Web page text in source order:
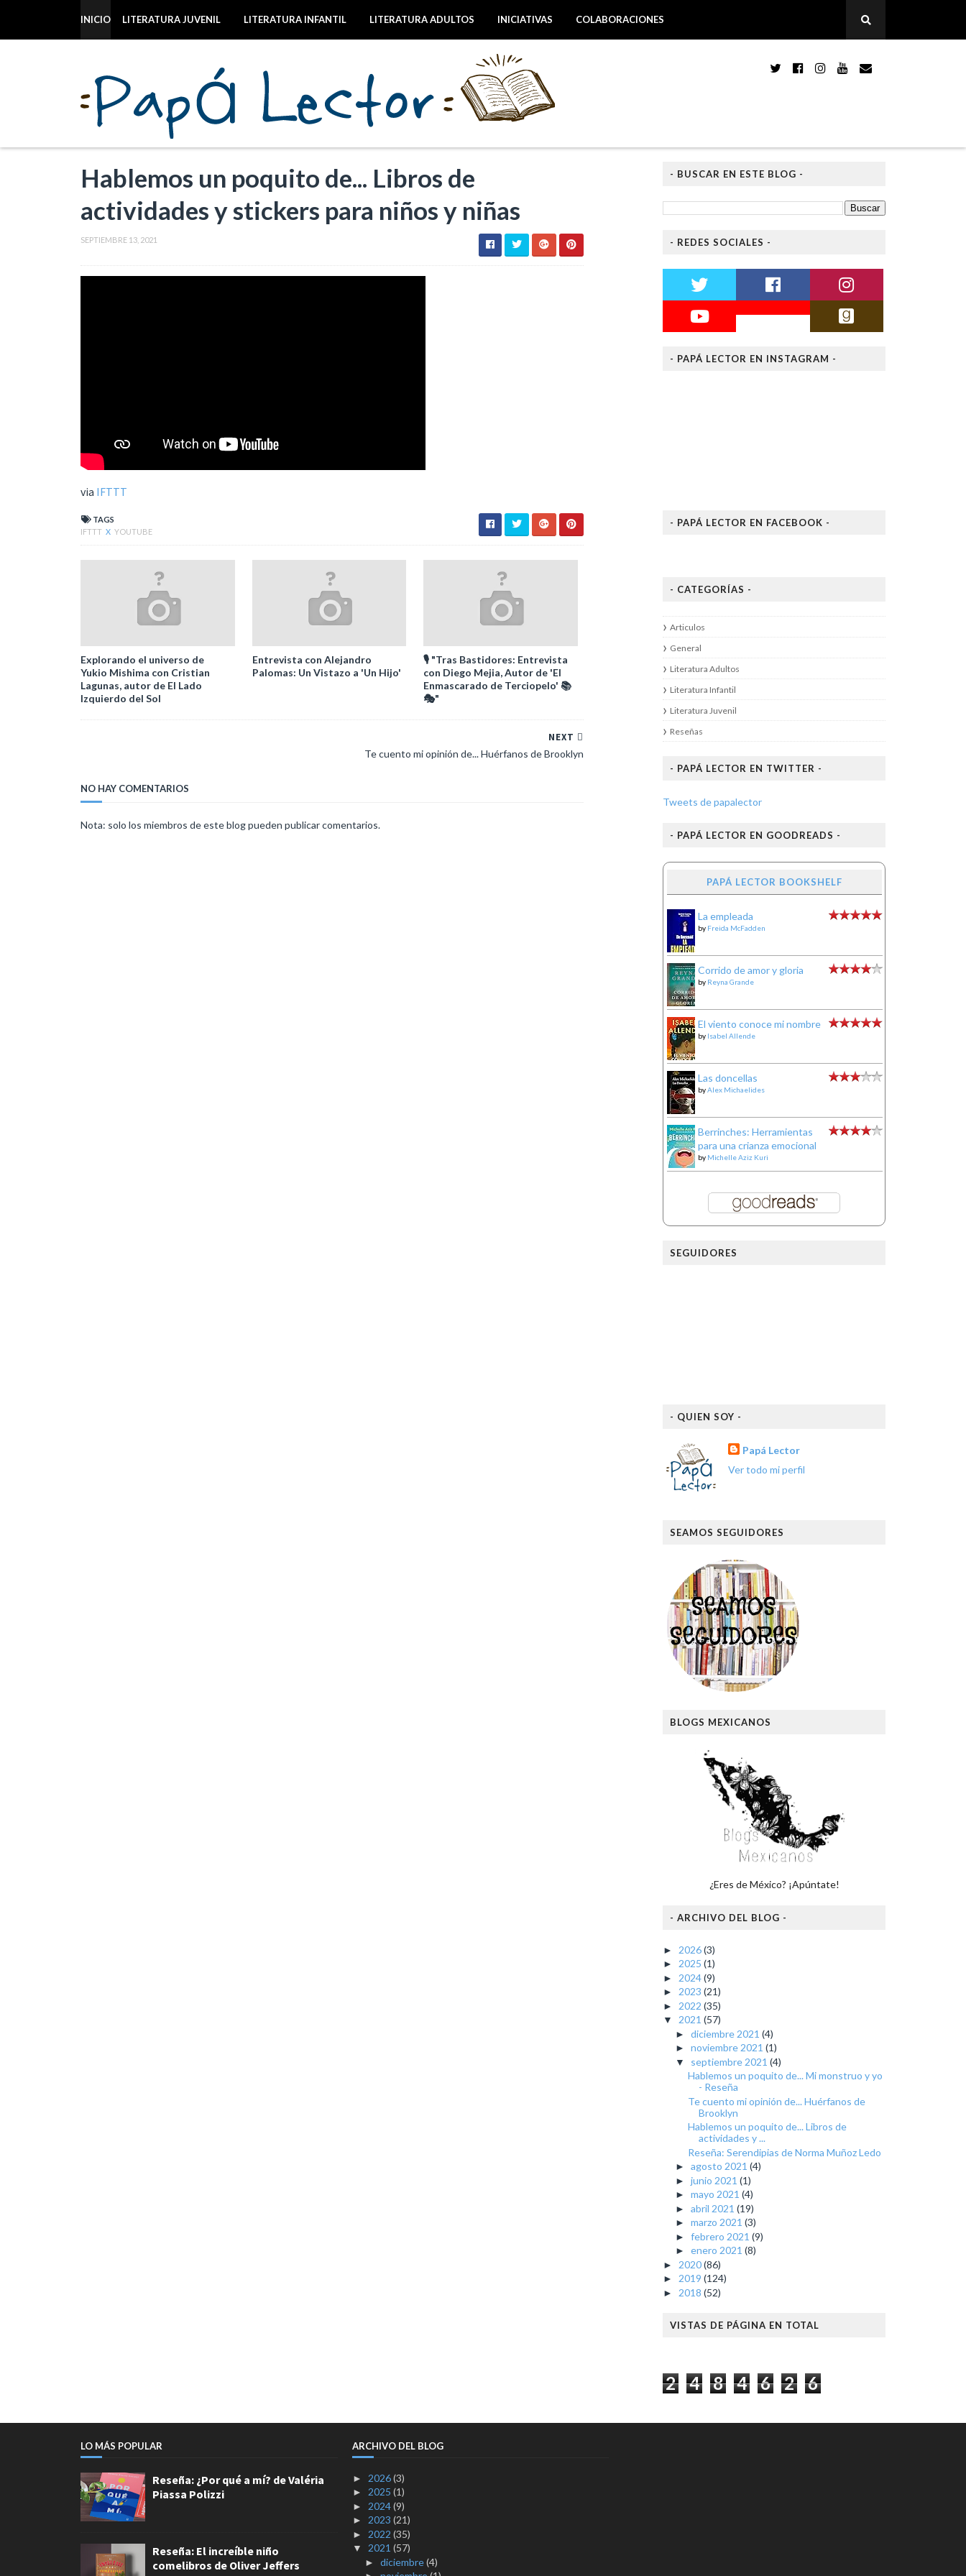
INICIO LITERATURA JUVENIL LITERATURA INFANTIL LITERATURA ADULTOS INICIATIVAS COLABORACIONES
Hablemos un poquito de... Libros de
actividades y stickers para niños y niñas
SEPTIEMBRE 13, 2021
via IFTTT
TAGS
IFTTT X YOUTUBE
Explorando el universo de
Yukio Mishima con Cristian
Lagunas, autor de El Lado
Izquierdo del Sol
Entrevista con Alejandro
Palomas: Un Vistazo a 'Un Hijo'
🎙️ "Tras Bastidores: Entrevista
con Diego Mejia, Autor de 'El
Enmascarado de Terciopelo' 📚
🎭"
NEXT
Te cuento mi opinión de... Huérfanos de Brooklyn
NO HAY COMENTARIOS
Nota: solo los miembros de este blog pueden publicar comentarios.
- BUSCAR EN ESTE BLOG -
- REDES SOCIALES -
- PAPÁ LECTOR EN INSTAGRAM -
- PAPÁ LECTOR EN FACEBOOK -
- CATEGORÍAS -
Articulos
General
Literatura Adultos
Literatura Infantil
Literatura Juvenil
Reseñas
- PAPÁ LECTOR EN TWITTER -
Tweets de papalector
- PAPÁ LECTOR EN GOODREADS -
PAPÁ LECTOR BOOKSHELF
La empleada
by Freida McFadden
Corrido de amor y gloria
by Reyna Grande
El viento conoce mi nombre
by Isabel Allende
Las doncellas
byAlex Michaelides
Berrinches: Herramientas
para una crianza emocional
by Michelle Aziz Kuri
SEGUIDORES
- QUIEN SOY -
Papá Lector
Ver todo mi perfil
SEAMOS SEGUIDORES
BLOGS MEXICANOS
¿Eres de México? ¡Apúntate!
- ARCHIVO DEL BLOG -
► 2026(3)
► 2025 (1)
► 2024(9)
► 2023 (21)
► 2022 (35)
▼ 2021 (57)
► diciembre 2021 (4)
► noviembre 2021 (1)
▼ septiembre 2021 (4)
Hablemos un poquito de... Mi monstruo y yo
- Reseña
Te cuento mi opinión de... Huérfanos de
Brooklyn
Hablemos un poquito de... Libros de
actividades y ...
Reseña: Serendipias de Norma Muñoz Ledo
► agosto 2021 (4)
► junio 2021 (1)
► mayo 2021 (4)
► abril 2021 (19)
► marzo 2021 (3)
► febrero 2021 (9)
► enero 2021 (8)
► 2020(86)
► 2019 (124)
► 2018 (52)
VISTAS DE PÁGINA EN TOTAL
2 4 8 4 6 2 6
LO MÁS POPULAR
Reseña: ¿Por qué a mí? de Valéria
Piassa Polizzi
Reseña: El increíble niño
comelibros de Oliver Jeffers
ARCHIVO DEL BLOG
► 2026(3)
► 2025 (1)
► 2024(9)
► 2023 (21)
► 2022 (35)
▼ 2021 (57)
► diciembre(4)